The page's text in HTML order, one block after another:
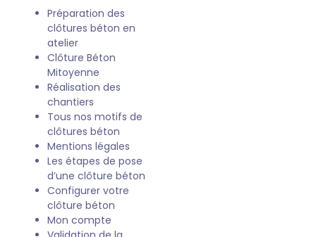
Préparation des
clôtures béton en
atelier
Clôture Béton
Mitoyenne
Réalisation des
chantiers
Tous nos motifs de
clôtures béton
Mentions légales
Les étapes de pose
d’une clôture béton
Configurer votre
clôture béton
Mon compte